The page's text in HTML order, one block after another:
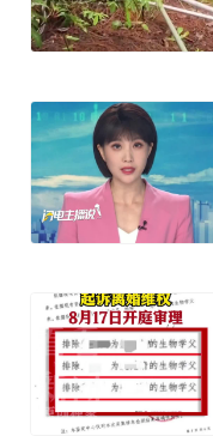
在世界上的存在价
闹如潮水般退去，露
繁忙。 是的，
己却显得格格不入，
，打磨一项技能，
人用热
再为人际关系烦恼，